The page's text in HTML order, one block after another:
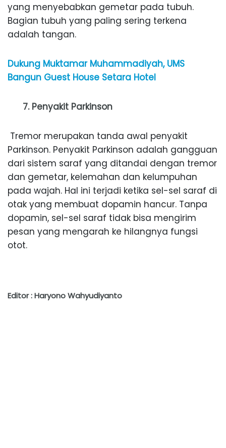
yang menyebabkan gemetar pada tubuh.
Bagian tubuh yang paling sering terkena
adalah tangan.
Dukung Muktamar Muhammadiyah, UMS
Bangun Guest House Setara Hotel
7. Penyakit Parkinson
Tremor merupakan tanda awal penyakit
Parkinson. Penyakit Parkinson adalah gangguan
dari sistem saraf yang ditandai dengan tremor
dan gemetar, kelemahan dan kelumpuhan
pada wajah. Hal ini terjadi ketika sel-sel saraf di
otak yang membuat dopamin hancur. Tanpa
dopamin, sel-sel saraf tidak bisa mengirim
pesan yang mengarah ke hilangnya fungsi
otot.
Editor : Haryono Wahyudiyanto